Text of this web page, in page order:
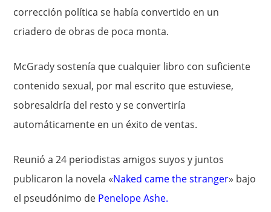
corrección política se había convertido en un
criadero de obras de poca monta.
McGrady sostenía que cualquier libro con suficiente
contenido sexual, por mal escrito que estuviese,
sobresaldría del resto y se convertiría
automáticamente en un éxito de ventas.
Reunió a 24 periodistas amigos suyos y juntos
publicaron la novela «Naked came the stranger» bajo
el pseudónimo de Penelope Ashe.